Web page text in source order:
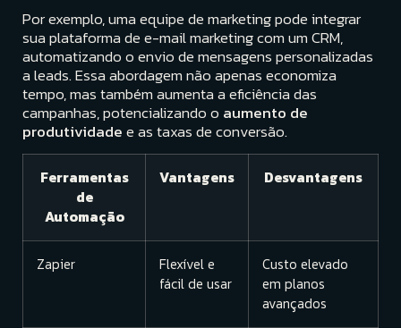
Por exemplo, uma equipe de marketing pode integrar
sua plataforma de e-mail marketing com um CRM,
automatizando o envio de mensagens personalizadas
a leads. Essa abordagem não apenas economiza
tempo, mas também aumenta a eficiência das
campanhas, potencializando o aumento de
produtividadee as taxas de conversão.
Ferramentas
de
Automação
Vantagens Desvantagens
Zapier
Flexível e
fácil de usar
Custo elevado
em planos
avançados